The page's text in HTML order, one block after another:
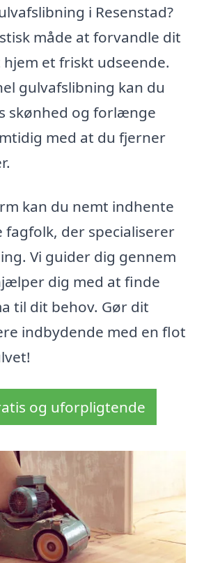
i Resenstad?
måde at forvandle dit
et friskt udseende.
gulvafslibning kan du
skønhed og forlænge
med at du fjerner
kan du nemt indhente
der specialiserer
Vi guider dig gennem
dig med at finde
til dit behov. Gør dit
indbydende med en flot
og uforpligtende